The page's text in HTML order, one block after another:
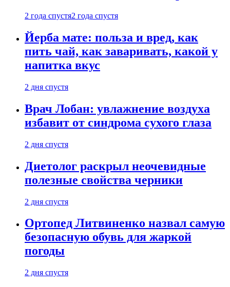
2 года спустя2 года спустя
Йерба мате: польза и вред, как
пить чай, как заваривать, какой у
напитка вкус
2 дня спустя
Врач Лобан: увлажнение воздуха
избавит от синдрома сухого глаза
2 дня спустя
Диетолог раскрыл неочевидные
полезные свойства черники
2 дня спустя
Ортопед Литвиненко назвал самую
безопасную обувь для жаркой
погоды
2 дня спустя